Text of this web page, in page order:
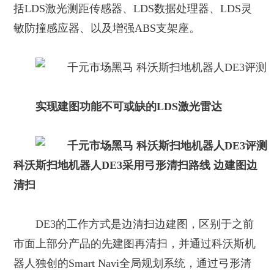
括LDS激光测距传感器、LDS数据处理器、LDS灵
敏防撞感应器、以及增强ABS支架座。
实现建图功能不可或缺的LDS激光雷达
科沃斯扫地机器人DE3采用弓形清扫路线 边建图边
清扫
DE3的工作方式是边清扫边建图，区别于之前
市面上部分产品的先建图再清扫，并通过科沃斯机
器人独创的Smart Navi全局规划系统，通过弓形清